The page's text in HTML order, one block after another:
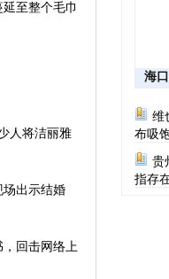
至整个毛巾
人将洁丽雅
出示结婚
，回击网络上
海
维
布吸
有虫
贵
指存